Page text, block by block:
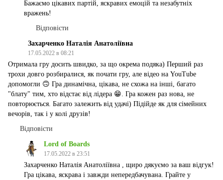
Бажаємо цікавих партій, яскравих емоцій та незабутніх
вражень!
Відповісти
Захарченко Наталія Анатоліївна
17.05.2022 в 08:21
Отримала гру досить швидко, за що окрема подяка) Перший раз
трохи довго розбиралися, як почати гру, але відео на YouTube
допомогли 🙃 Гра динамічна, цікава, не схожа на інші, багато
"блату" тим, хто відстає від лідера 😁. Гра кожен раз нова, не
повторюється. Багато залежить від удачі) Підійде як для сімейних
вечорів, так і у колі друзів!
Відповісти
Lord of Boards
17.05.2022 в 23:51
Захарченко Наталія Анатоліївна , щиро дякуємо за ваш відгук!
Гра цікава, яскрава і завжди непередбачувана. Грайте у